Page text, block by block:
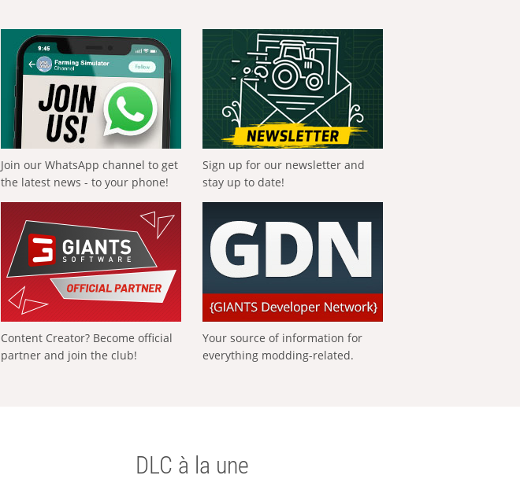
Join our WhatsApp channel to get
the latest news - to your phone!
Sign up for our newsletter and
stay up to date!
Content Creator? Become official
partner and join the club!
Your source of information for
everything modding-related.
DLC à la une